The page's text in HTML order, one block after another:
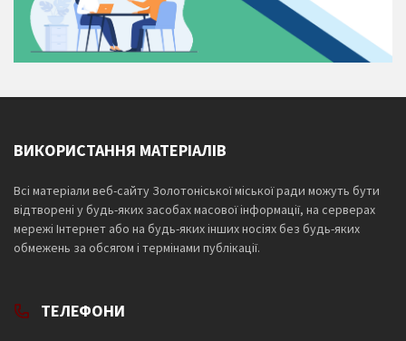
ВИКОРИСТАННЯ МАТЕРІАЛІВ
Всі матеріали веб-сайту Золотоніської міської ради можуть бути
відтворені у будь-яких засобах масової інформації, на серверах
мережі Інтернет або на будь-яких інших носіях без будь-яких
обмежень за обсягом і термінами публікації.
ТЕЛЕФОНИ